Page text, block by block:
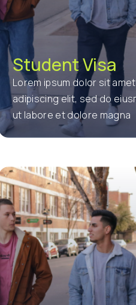
Student Visa
Lorem ipsum dolor sit
adipiscing elit, sed do
ut labore et dolore magna